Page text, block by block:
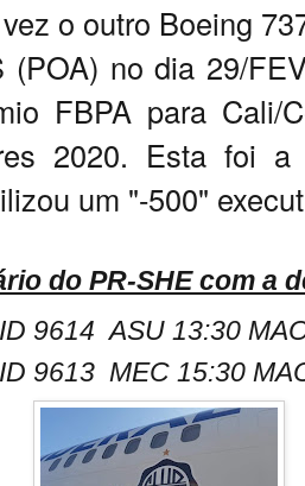
o outro Boeing
(POA) no dia 29/
FBPA para
2020. Esta foi
um "-500"
do PR-SHE com a
9614 ASU 13:30
9613 MEC 15:30